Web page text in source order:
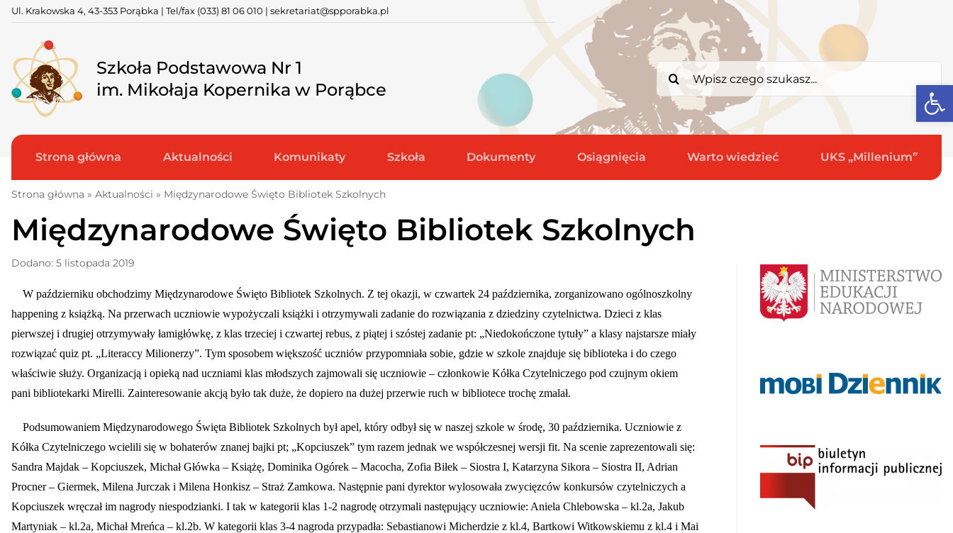
Skip
content
Ul. Krakowska 4, 43-353 Porąbka | Tel/fax (033) 81 06 010 | sekretariat@spporabka.pl
Szkoła Podstawowa Nr 1
im. Mikołaja Kopernika w Porąbce
Search
Strona główna Aktualności Komunikaty Szkoła Dokumenty Osiągnięcia Warto wiedzieć UKS „Millenium”
Strona główna » Aktualności » Międzynarodowe Święto Bibliotek Szkolnych
Międzynarodowe Święto Bibliotek Szkolnych
Dodano: 5 listopada 2019
W październiku obchodzimy Międzynarodowe Święto Bibliotek Szkolnych. Z tej okazji, w czwartek 24 października, zorganizowano ogólnoszkolny
happening z książką. Na przerwach uczniowie wypożyczali książki i otrzymywali zadanie do rozwiązania z dziedziny czytelnictwa. Dzieci z klas
pierwszej i drugiej otrzymywały łamigłówkę, z klas trzeciej i czwartej rebus, z piątej i szóstej zadanie pt: „Niedokończone tytuły” a klasy najstarsze miały
rozwiązać quiz pt. „Literaccy Milionerzy”. Tym sposobem większość uczniów przypomniała sobie, gdzie w szkole znajduje się biblioteka i do czego
właściwie służy. Organizacją i opieką nad uczniami klas młodszych zajmowali się uczniowie – członkowie Kółka Czytelniczego pod czujnym okiem
pani bibliotekarki Mirelli. Zainteresowanie akcją było tak duże, że dopiero na dużej przerwie ruch w bibliotece trochę zmalał.
Podsumowaniem Międzynarodowego Święta Bibliotek Szkolnych był apel, który odbył się w naszej szkole w środę, 30 października. Uczniowie z
Kółka Czytelniczego wcielili się w bohaterów znanej bajki pt; „Kopciuszek” tym razem jednak we współczesnej wersji fit. Na scenie zaprezentowali się:
Sandra Majdak – Kopciuszek, Michał Główka – Książę, Dominika Ogórek – Macocha, Zofia Biłek – Siostra I, Katarzyna Sikora – Siostra II, Adrian
Procner – Giermek, Milena Jurczak i Milena Honkisz – Straż Zamkowa. Następnie pani dyrektor wylosowała zwycięzców konkursów czytelniczych a
Kopciuszek wręczał im nagrody niespodzianki. I tak w kategorii klas 1-2 nagrodę otrzymali następujący uczniowie: Aniela Chlebowska – kl.2a, Jakub
Martyniak – kl.2a, Michał Mreńca – kl.2b. W kategorii klas 3-4 nagroda przypadła: Sebastianowi Micherdzie z kl.4, Bartkowi Witkowskiemu z kl.4 i Mai